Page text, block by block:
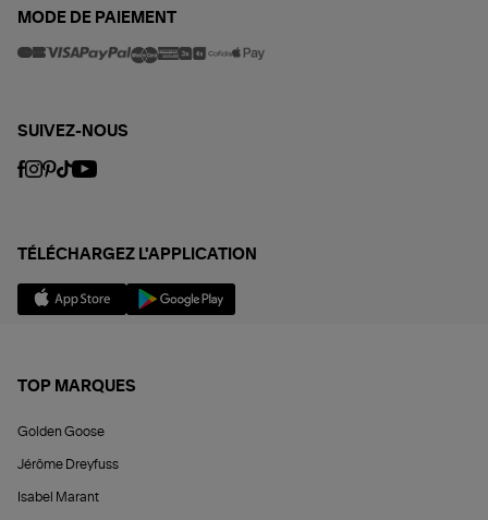
MODE DE PAIEMENT
SUIVEZ-NOUS
TÉLÉCHARGEZ L'APPLICATION
TOP MARQUES
Golden Goose
Jérôme Dreyfuss
Isabel Marant